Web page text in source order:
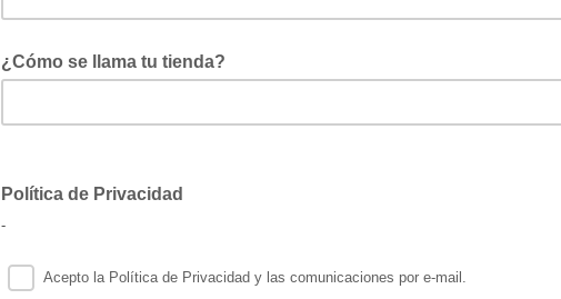
¿Cómo se llama tu tienda?
Política de Privacidad
-
Acepto la Política de Privacidad y las comunicaciones por e-mail.